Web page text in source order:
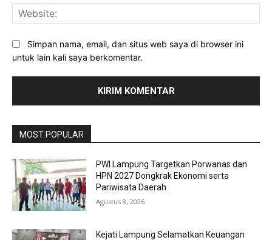
Simpan nama, email, dan situs web saya di browser ini
untuk lain kali saya berkomentar.
MOST POPULAR
PWI Lampung Targetkan Porwanas dan
HPN 2027 Dongkrak Ekonomi serta
Pariwisata Daerah
Agustus 8, 2026
Kejati Lampung Selamatkan Keuangan